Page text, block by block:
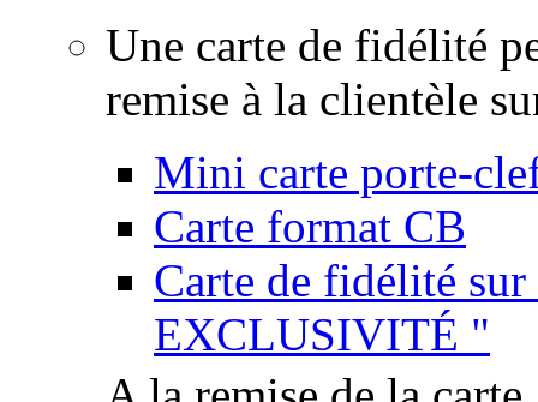
Une carte de fidélité
remise à la clientèle
Mini carte porte-
Carte format CB
Carte de fidélité
EXCLUSIVITÉ "